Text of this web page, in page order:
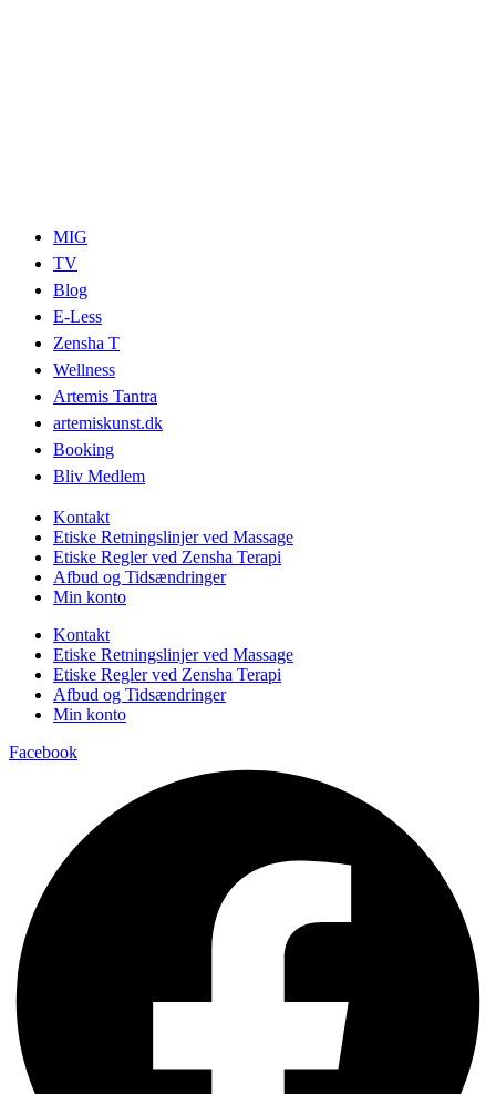
MIG
TV
Blog
E-Less
Zensha T
Wellness
Artemis Tantra
artemiskunst.dk
Booking
Bliv Medlem
Kontakt
Etiske Retningslinjer ved Massage
Etiske Regler ved Zensha Terapi
Afbud og Tidsændringer
Min konto
Kontakt
Etiske Retningslinjer ved Massage
Etiske Regler ved Zensha Terapi
Afbud og Tidsændringer
Min konto
Facebook